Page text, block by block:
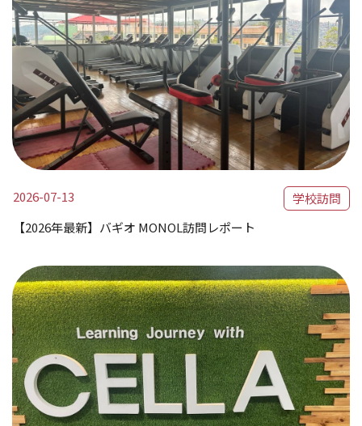
2026-07-13
学校訪問
【2026年最新】バギオ MONOL訪問レポート